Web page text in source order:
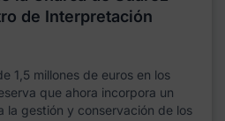
de Interpretación
1,5 millones de euros en los
que ahora incorpora un
la gestión y conservación de los